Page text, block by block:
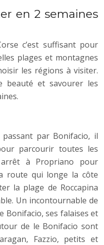
en 2 semaines
c’est suffisant pour
plages et montagnes
les régions à visiter.
beauté et savourer les
passant par Bonifacio, il
parcourir toutes les
à Propriano pour
route qui longe la côte
la plage de Roccapina
Un incontournable de
Bonifacio, ses falaises et
de le Bonifacio sont
Fazzio, petits et